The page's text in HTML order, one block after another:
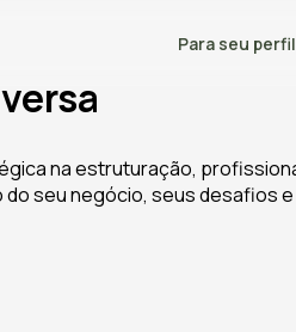
Para seu perfil
na estruturação,
seu negócio, seus desafios